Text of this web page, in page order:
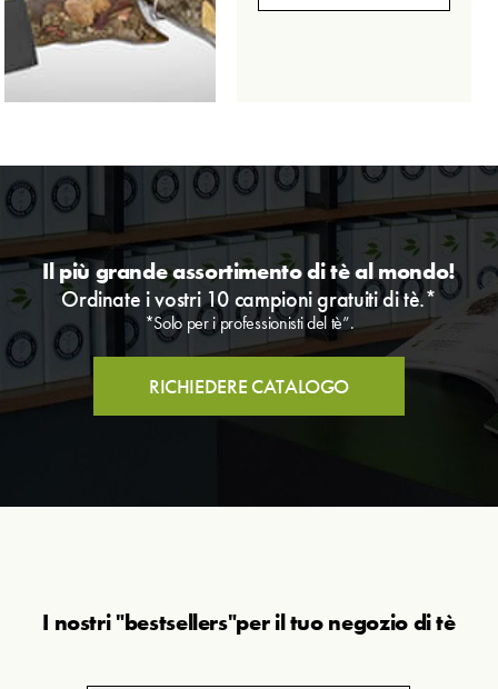
Il più grande assortimento di tè al mondo!
Ordinate i vostri 10 campioni gratuiti di tè.*
*Solo per i professionisti del tè”.
RICHIEDERE CATALOGO
I nostri "bestsellers"per il tuo negozio di tè